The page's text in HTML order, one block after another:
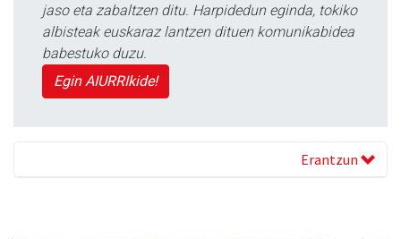
jaso eta zabaltzen ditu. Harpidedun eginda, tokiko
albisteak euskaraz lantzen dituen komunikabidea
babestuko duzu.
Egin AIURRIkide!
Erantzun